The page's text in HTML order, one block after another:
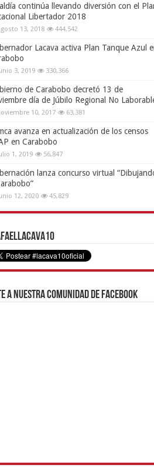
continúa llevando diversión con el
Libertador 2018
13, 2018 444,542
Lacava activa Plan Tanque Azul
3, 2019 330,366
de Carabobo decretó 13 de
día de Júbilo Regional No
10, 2017 63,381
avanza en actualización de los censos
en Carabobo
1, 2019 56,847
lanza concurso virtual
12, 2020 45,829
a nuestra comunidad de Facebook